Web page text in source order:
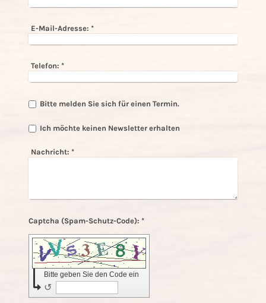
E-Mail-Adresse: *
Telefon: *
Bitte melden Sie sich für einen Termin.
Ich möchte keinen Newsletter erhalten
Nachricht: *
Captcha (Spam-Schutz-Code): *
Bitte geben Sie den Code ein
↺